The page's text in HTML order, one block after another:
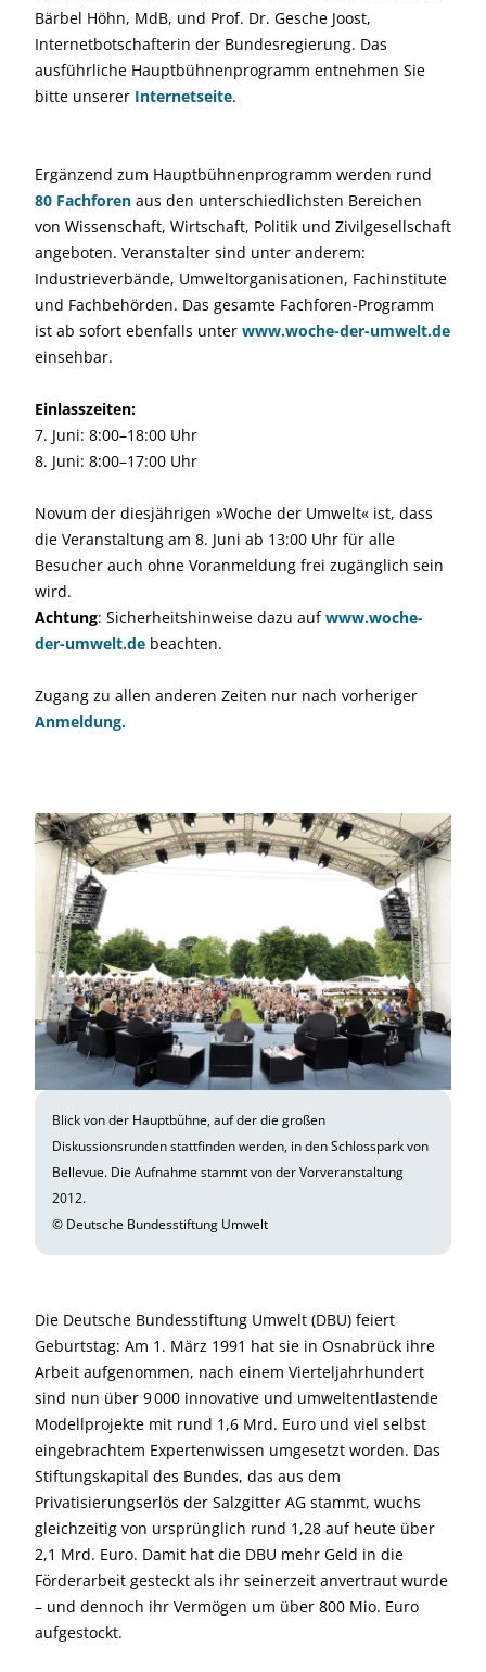
Bärbel Höhn, MdB, und Prof. Dr. Gesche Joost,
Internetbotschafterin der Bundesregierung. Das
ausführliche Hauptbühnenprogramm entnehmen Sie
bitte unserer Internetseite.
Ergänzend zum Hauptbühnenprogramm werden rund
80 Fachforen aus den unterschiedlichsten Bereichen
von Wissenschaft, Wirtschaft, Politik und Zivilgesellschaft
angeboten. Veranstalter sind unter anderem:
Industrieverbände, Umweltorganisationen, Fachinstitute
und Fachbehörden. Das gesamte Fachforen-Programm
ist ab sofort ebenfalls unter www.woche-der-umwelt.de
einsehbar.
Einlasszeiten:
7. Juni: 8:00–18:00 Uhr
8. Juni: 8:00–17:00 Uhr
Novum der diesjährigen »Woche der Umwelt« ist, dass
die Veranstaltung am 8. Juni ab 13:00 Uhr für alle
Besucher auch ohne Voranmeldung frei zugänglich sein
wird.
Achtung: Sicherheitshinweise dazu aufwww.woche-
der-umwelt.de beachten.
Zugang zu allen anderen Zeiten nur nach vorheriger
Anmeldung.
Blick von der Hauptbühne, auf der die großen
Diskussionsrunden stattfinden werden, in den Schlosspark von
Bellevue. Die Aufnahme stammt von der Vorveranstaltung
2012.
© Deutsche Bundesstiftung Umwelt
Die Deutsche Bundesstiftung Umwelt (DBU) feiert
Geburtstag: Am 1. März 1991 hat sie in Osnabrück ihre
Arbeit aufgenommen, nach einem Vierteljahrhundert
sind nun über 9 000 innovative und umweltentlastende
Modellprojekte mit rund 1,6 Mrd. Euro und viel selbst
eingebrachtem Expertenwissen umgesetzt worden. Das
Stiftungskapital des Bundes, das aus dem
Privatisierungserlös der Salzgitter AG stammt, wuchs
gleichzeitig von ursprünglich rund 1,28 auf heute über
2,1 Mrd. Euro. Damit hat die DBU mehr Geld in die
Förderarbeit gesteckt als ihr seinerzeit anvertraut wurde
– und dennoch ihr Vermögen um über 800 Mio. Euro
aufgestockt.